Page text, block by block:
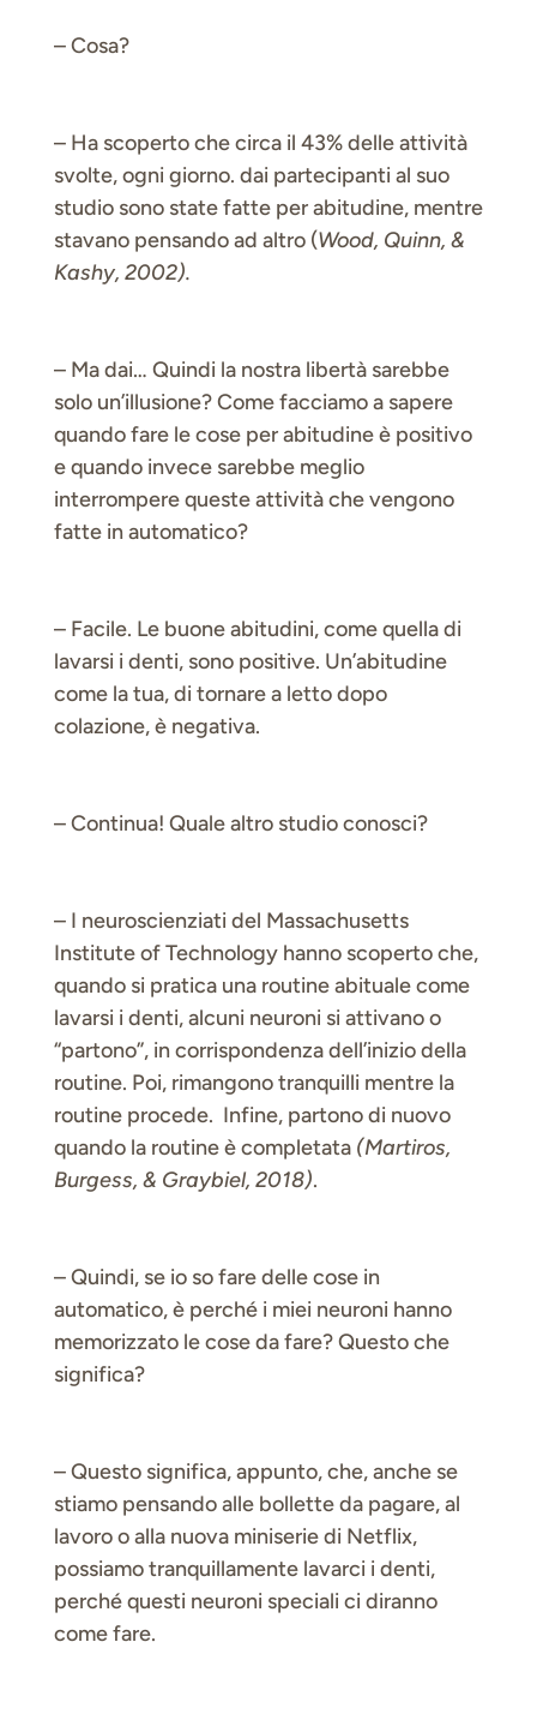
– Cosa?
– Ha scoperto che circa il 43% delle attività
svolte, ogni giorno. dai partecipanti al suo
studio sono state fatte per abitudine, mentre
stavano pensando ad altro (Wood, Quinn, &
Kashy, 2002).
– Ma dai… Quindi la nostra libertà sarebbe
solo un’illusione? Come facciamo a sapere
quando fare le cose per abitudine è positivo
e quando invece sarebbe meglio
interrompere queste attività che vengono
fatte in automatico?
– Facile. Le buone abitudini, come quella di
lavarsi i denti, sono positive. Un’abitudine
come la tua, di tornare a letto dopo
colazione, è negativa.
– Continua! Quale altro studio conosci?
– I neuroscienziati del Massachusetts
Institute of Technology hanno scoperto che,
quando si pratica una routine abituale come
lavarsi i denti, alcuni neuroni si attivano o
“partono”, in corrispondenza dell’inizio della
routine. Poi, rimangono tranquilli mentre la
routine procede. Infine, partono di nuovo
quando la routine è completata (Martiros,
Burgess, & Graybiel, 2018).
– Quindi, se io so fare delle cose in
automatico, è perché i miei neuroni hanno
memorizzato le cose da fare? Questo che
significa?
– Questo significa, appunto, che, anche se
stiamo pensando alle bollette da pagare, al
lavoro o alla nuova miniserie di Netflix,
possiamo tranquillamente lavarci i denti,
perché questi neuroni speciali ci diranno
come fare.